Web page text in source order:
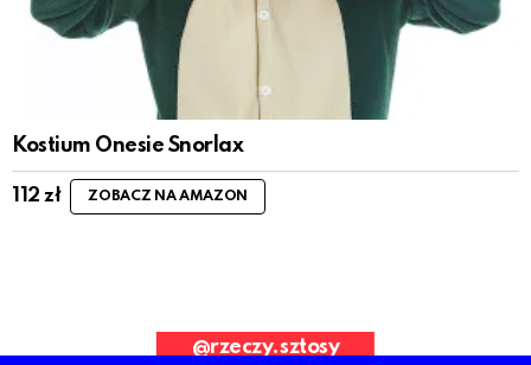
Kostium Onesie Snorlax
112zł ZOBACZ NA AMAZON
Request. Error validating application
@rzeczy.sztosy